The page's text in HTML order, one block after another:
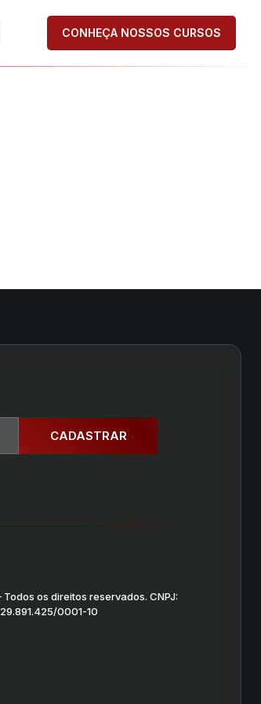
CONHEÇA NOSSOS CURSOS
CADASTRAR
os direitos reservados. CNPJ:
29.891.425/0001-10